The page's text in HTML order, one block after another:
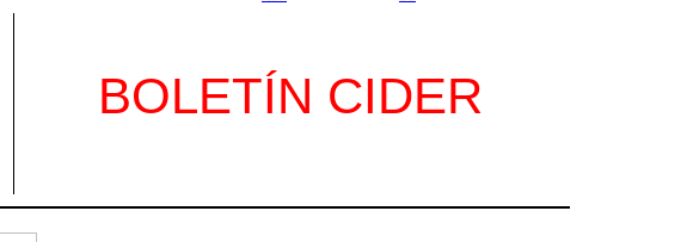
BOLETÍN CIDER